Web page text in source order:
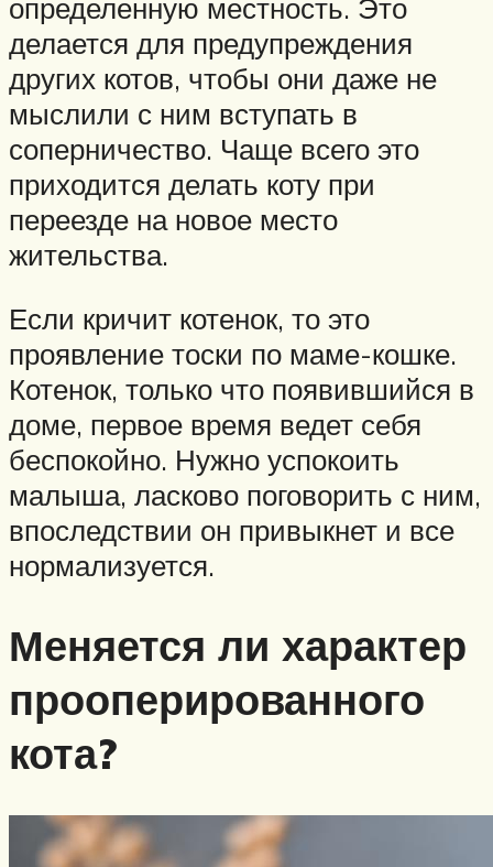
определенную местность. Это
делается для предупреждения
других котов, чтобы они даже не
мыслили с ним вступать в
соперничество. Чаще всего это
приходится делать коту при
переезде на новое место
жительства.
Если кричит котенок, то это
проявление тоски по маме-кошке.
Котенок, только что появившийся в
доме, первое время ведет себя
беспокойно. Нужно успокоить
малыша, ласково поговорить с ним,
впоследствии он привыкнет и все
нормализуется.
Меняется ли характер
прооперированного
кота?